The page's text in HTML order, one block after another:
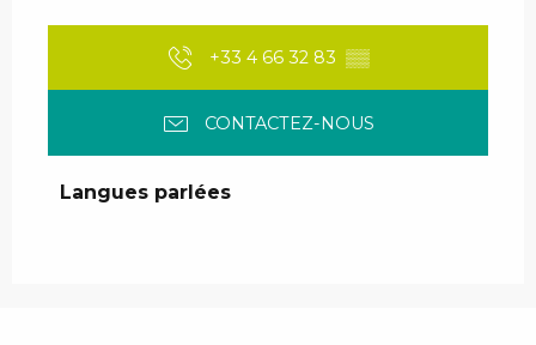
+33 4 66 32 83 ▒▒
CONTACTEZ-NOUS
Langues parlées
Langues parlées